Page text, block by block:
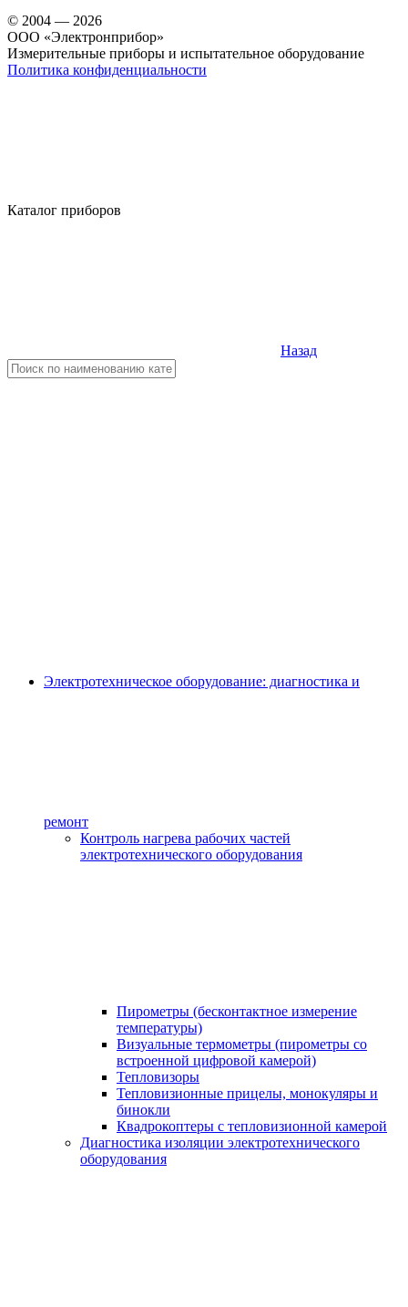
© 2004 — 2026
OOO «Электронприбор»
Измерительные приборы и испытательное оборудование
Политика конфиденциальности
Каталог приборов
Назад
Электротехническое оборудование: диагностика и
ремонт
Контроль нагрева рабочих частей
электротехнического оборудования
Пирометры (бесконтактное измерение
температуры)
Визуальные термометры (пирометры со
встроенной цифровой камерой)
Тепловизоры
Тепловизионные прицелы, монокуляры и
бинокли
Квадрокоптеры с тепловизионной камерой
Диагностика изоляции электротехнического
оборудования